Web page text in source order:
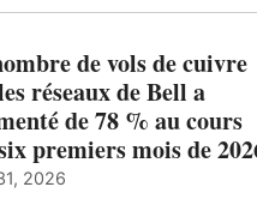
de vols de cuivre
réseaux de Bell a
de 78 % au cours
premiers mois de
2026